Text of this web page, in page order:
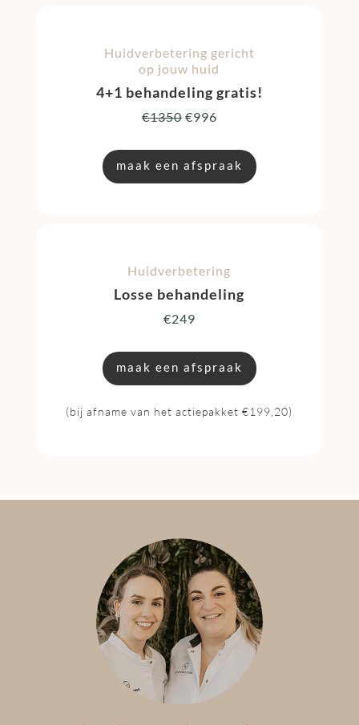
Huidverbetering gericht
op jouw huid
4+1 behandeling gratis!
€1350€996
maak een afspraak
Huidverbetering
Losse behandeling
€249
maak een afspraak
(bij afname van het actiepakket €199,20)